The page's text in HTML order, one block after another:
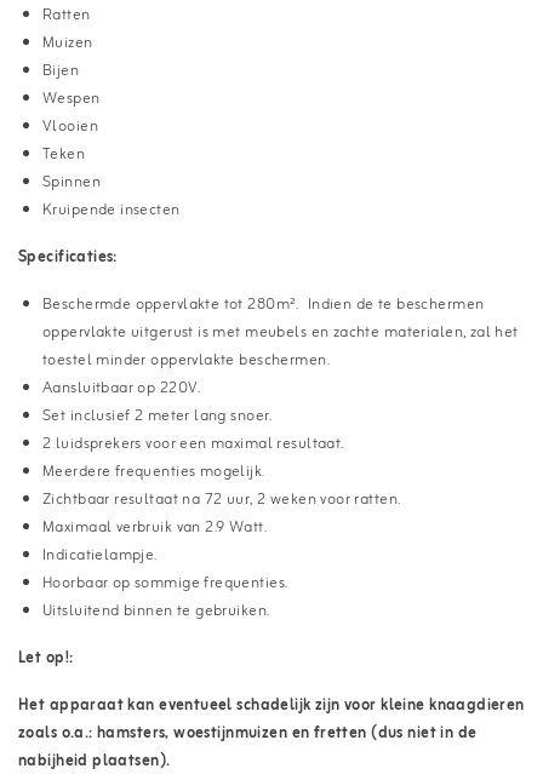
Ratten
Muizen
Bijen
Wespen
Vlooien
Teken
Spinnen
Kruipende insecten
Specificaties:
Beschermde oppervlakte tot 280m². Indien de te beschermen
oppervlakte uitgerust is met meubels en zachte materialen, zal het
toestel minder oppervlakte beschermen.
Aansluitbaar op 220V.
Set inclusief 2 meter lang snoer.
2 luidsprekers voor een maximal resultaat.
Meerdere frequenties mogelijk.
Zichtbaar resultaat na 72 uur, 2 weken voor ratten.
Maximaal verbruik van 2.9 Watt.
Indicatielampje.
Hoorbaar op sommige frequenties.
Uitsluitend binnen te gebruiken.
Let op!:
Het apparaat kan eventueel schadelijk zijn voor kleine knaagdieren
zoals o.a.: hamsters, woestijnmuizen en fretten (dus niet in de
nabijheid plaatsen).